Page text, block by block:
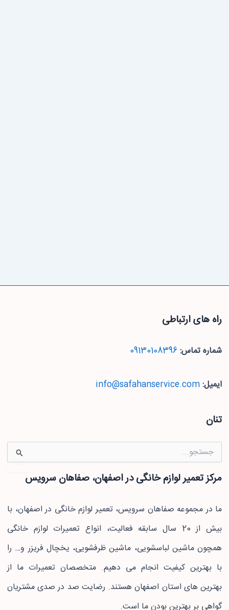
راه های ارتباطی
شماره تماس:09130108396
ایمیل:info@safahanservice.com
تنان
جستجو
برای:
مرکز تعمیر لوازم خانگی در اصفهان، صفاهان سرویس
ما در مجموعه صفاهان سرویس، تعمیر لوازم خانگی در اصفهان، با
بیش از 20 سال سابقه فعالیت، انواع تعمیرات لوازم خانگی
همچون ماشین لباسشویی، ماشین ظرفشویی، یخچال فریزر و… را
با بهترین کیفیت انجام می دهیم. متخصصان تعمیرات ما از
بهترین های استان اصفهان هستند. رضایت صد در صدی مشتریان
گواهی بر بهترین بودن ما است.